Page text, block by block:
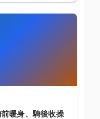
暖身、騎後收操